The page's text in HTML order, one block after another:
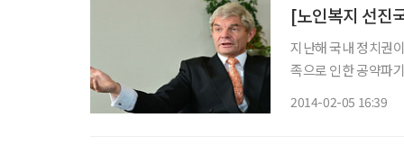
지난해 국내 정치권
족으로 인한 공약파
2014-02-05 16:39